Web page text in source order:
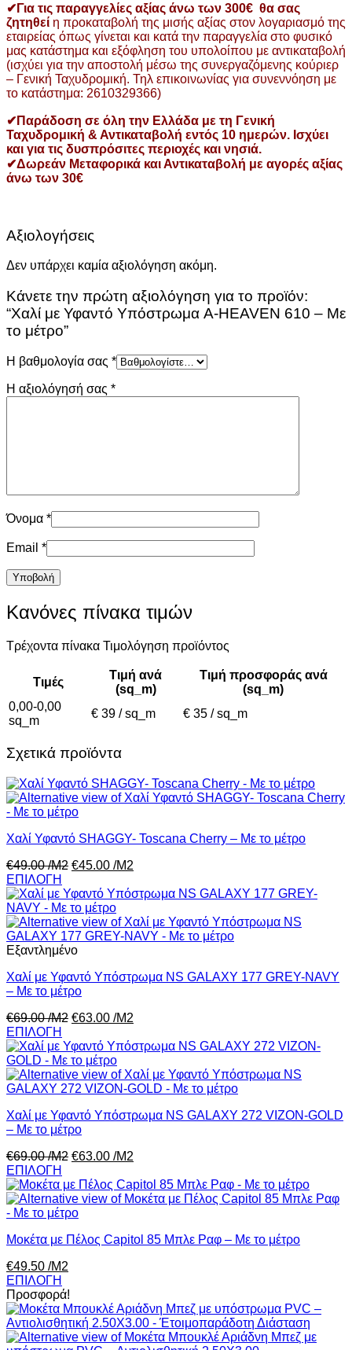
✔Για τις παραγγελίες αξίας άνω των 300€ θα σας
ζητηθεί η προκαταβολή της μισής αξίας στον λογαριασμό της
εταιρείας όπως γίνεται και κατά την παραγγελία στο φυσικό
μας κατάστημα και εξόφληση του υπολοίπου με αντικαταβολή
(ισχύει για την αποστολή μέσω της συνεργαζόμενης κούριερ
– Γενική Ταχυδρομική. Τηλ επικοινωνίας για συνεννόηση με
το κατάστημα: 2610329366)
✔Παράδοση σε όλη την Ελλάδα με τη Γενική
Ταχυδρομική & Αντικαταβολή εντός 10 ημερών. Ισχύει
και για τις δυσπρόσιτες περιοχές και νησιά.
✔Δωρεάν Μεταφορικά και Αντικαταβολή με αγορές αξίας
άνω των 30€
Αξιολογήσεις
Δεν υπάρχει καμία αξιολόγηση ακόμη.
Κάνετε την πρώτη αξιολόγηση για το προϊόν:
“Χαλί με Υφαντό Υπόστρωμα A-HEAVEN 610 – Με
το μέτρο”
Η βαθμολογία σας *
Η αξιολόγησή σας *
Όνομα *
Email *
Κανόνες πίνακα τιμών
Τρέχοντα πίνακα Τιμολόγηση προϊόντος
Τιμές
Τιμή ανά
(sq_m)
Τιμή προσφοράς ανά
(sq_m)
0,00-0,00
sq_m
€ 39 / sq_m € 35 / sq_m
Σχετικά προϊόντα
Χαλί Υφαντό SHAGGY- Toscana Cherry – Με το μέτρο
€49.00/Μ2 €45.00 /Μ2
ΕΠΙΛΟΓΗ
Εξαντλημένο
Χαλί με Υφαντό Υπόστρωμα NS GALAXY 177 GREY-NAVY
– Με το μέτρο
€69.00/Μ2 €63.00 /Μ2
ΕΠΙΛΟΓΗ
Χαλί με Υφαντό Υπόστρωμα NS GALAXY 272 VIZON-GOLD
– Με το μέτρο
€69.00/Μ2 €63.00 /Μ2
ΕΠΙΛΟΓΗ
Μοκέτα με Πέλος Capitol 85 Μπλε Ραφ – Με το μέτρο
€49.50 /Μ2
ΕΠΙΛΟΓΗ
Προσφορά!